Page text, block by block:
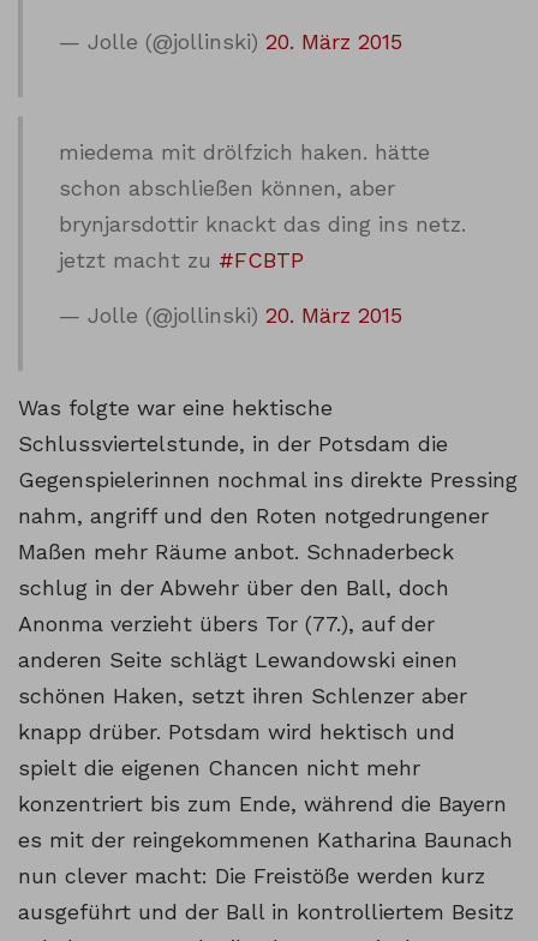
— Jolle (@jollinski) 20. März 2015
miedema mit drölfzich haken. hätte
schon abschließen können, aber
brynjarsdottir knackt das ding ins netz.
jetzt macht zu #FCBTP
— Jolle (@jollinski) 20. März 2015
Was folgte war eine hektische
Schlussviertelstunde, in der Potsdam die
Gegenspielerinnen nochmal ins direkte Pressing
nahm, angriff und den Roten notgedrungener
Maßen mehr Räume anbot. Schnaderbeck
schlug in der Abwehr über den Ball, doch
Anonma verzieht übers Tor (77.), auf der
anderen Seite schlägt Lewandowski einen
schönen Haken, setzt ihren Schlenzer aber
knapp drüber. Potsdam wird hektisch und
spielt die eigenen Chancen nicht mehr
konzentriert bis zum Ende, während die Bayern
es mit der reingekommenen Katharina Baunach
nun clever macht: Die Freistöße werden kurz
ausgeführt und der Ball in kontrolliertem Besitz